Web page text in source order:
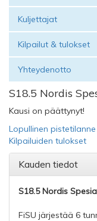
Kuljettajat
Kilpailut & tulokset
Yhteydenotto
S18.5 Nordis
Kausi on päättynyt!
Lopullinen pistetilanne
Kilpailuiden tulokset
Kauden tiedot
S18.5 Nordis
FiSU järjestää 6